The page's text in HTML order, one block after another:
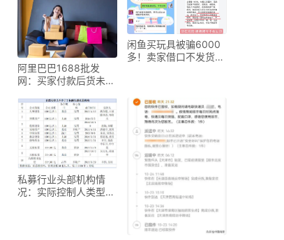
阿里巴巴1688批发
网：买家付款后货未收
闲鱼买玩具被骗6000
多！卖家借口不发货，
私募行业头部机构情
况：实际控制人类型、